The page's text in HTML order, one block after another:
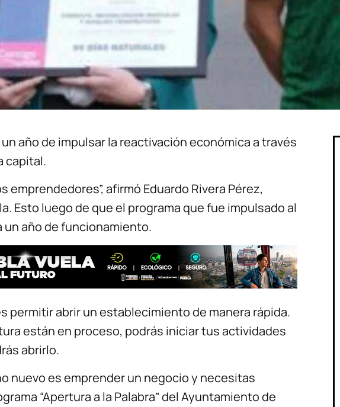
año de impulsar la reactivación económica a través
capital.
emprendedores”, afirmó Eduardo Rivera Pérez,
Esto luego de que el programa que fue impulsado al
año de funcionamiento.
permitir abrir un establecimiento de manera rápida.
están en proceso, podrás iniciar tus actividades
abrirlo.
nuevo es emprender un negocio y necesitas
“Apertura a la Palabra” del Ayuntamiento de